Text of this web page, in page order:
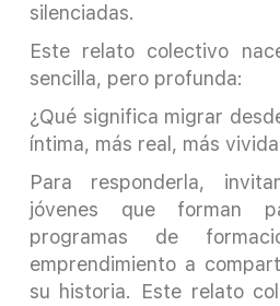
silenciadas.
Este relato colectivo
sencilla, pero profunda:
¿Qué significa migrar
íntima, más real, más
Para responderla,
jóvenes que forman
programas de
emprendimiento a
su historia. Este relato